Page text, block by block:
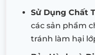
Sử Dụng Chất
các sản phẩm
tránh làm hại